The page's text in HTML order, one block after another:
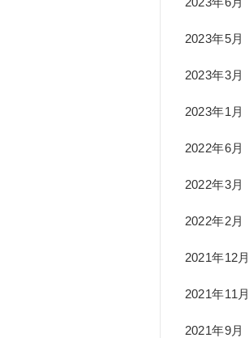
2023年5月
2023年3月
2023年1月
2022年6月
2022年3月
2022年2月
2021年12月
2021年11月
2021年9月